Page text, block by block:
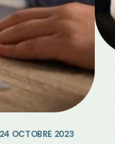
24 OCTOBRE 2023